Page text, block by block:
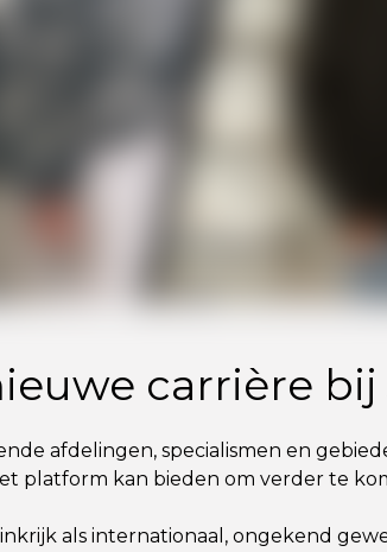
carrière bij
afdelingen, specialismen en
platform kan bieden om verder te
als internationaal, ongekend